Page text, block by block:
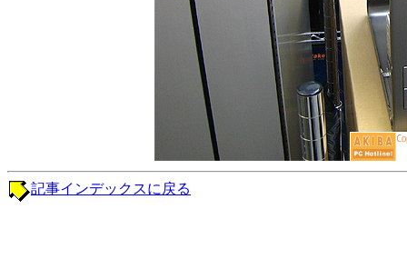
記事インデックスに戻る